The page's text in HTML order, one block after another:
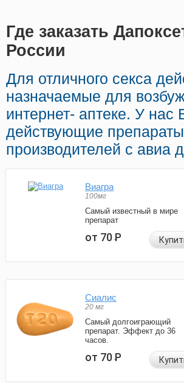
Где заказать
России
Для отличного секса
назначаемые для
интернет- аптеке. У
действующие
производителей с авиа
Виагра
100мг
Самый известный в мире
препарат
от 70Р
Сиалис
20 мг
Самый долгоиграющий
препарат. Эффект до 36
часов.
от 70Р